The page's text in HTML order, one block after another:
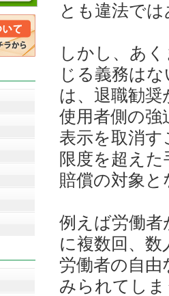
とも違法で
しかし、あ
じる義務は
は、退職勧
使用者側の
表示を取消
限度を超え
賠償の対象
例えば労働
に複数回、
労働者の自
みられてし